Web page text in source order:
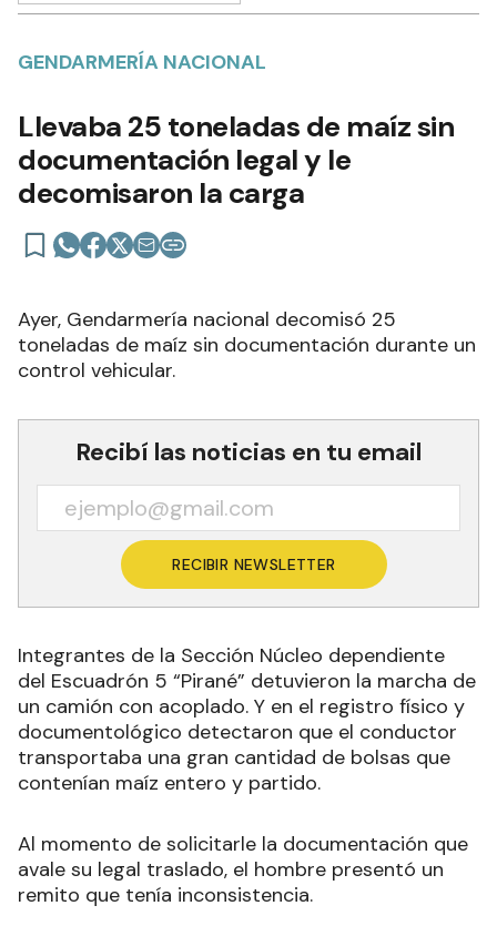
GENDARMERÍA NACIONAL
Llevaba 25 toneladas de maíz sin
documentación legal y le
decomisaron la carga
Ayer, Gendarmería nacional decomisó 25
toneladas de maíz sin documentación durante un
control vehicular.
Recibí las noticias en tu email
RECIBIR NEWSLETTER
Integrantes de la Sección Núcleo dependiente
del Escuadrón 5 “Pirané” detuvieron la marcha de
un camión con acoplado. Y en el registro físico y
documentológico detectaron que el conductor
transportaba una gran cantidad de bolsas que
contenían maíz entero y partido.
Al momento de solicitarle la documentación que
avale su legal traslado, el hombre presentó un
remito que tenía inconsistencia.